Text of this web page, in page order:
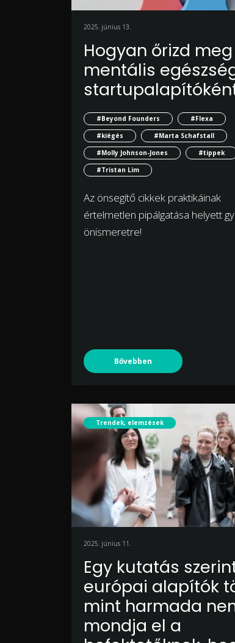
2025. június 13.
Hogyan őrizd
mentális
#Beyond Founders
#Flexa
#kiégés
#Marta Schafstall
#Molly Johnson-Jones
#tippek
#Tristan Lim
Az önsegítő cikkek praktikáinak
értelmetlen pipálgatása helyett
önismeretre!
Bővebben
Trendek, elemzések
2025. június 11.
Egy kutatás
európai alapítók
mint harmada
mondja el a